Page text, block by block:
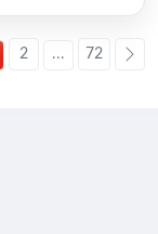
2 ... 72